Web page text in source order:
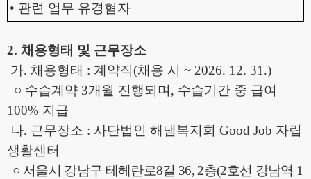
• 관련 업무 유경혐자
2. 채용형태 및 근무장소
가. 채용형태 : 계약직(채용 시 ~ 2026. 12. 31.)
○ 수습계약 3개월 진행되며 , 수습기간 중 급여
100% 지급
나. 근무장소 : 사단법인 해냄복지회 Good Job 자립
생활센터
○ 서울시 강남구 테헤란로8길 36, 2층(2호선 강남역 1